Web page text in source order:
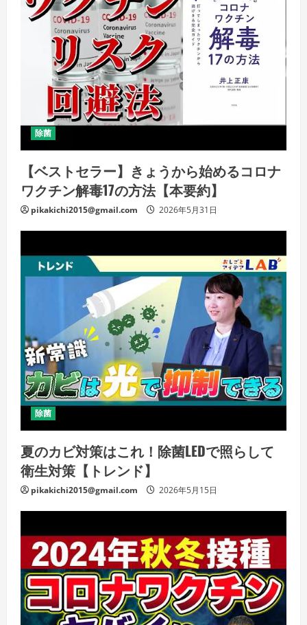
除菌
【ベストセラー】きょうから始めるコロナ
ワクチン解毒17の方法【本要約】
pikakichi2015@gmail.com 2026年5月31日
除菌
夏のカビ対策はこれ！除菌LEDで照らして
衛生対策【トレンド】
pikakichi2015@gmail.com 2026年5月15日